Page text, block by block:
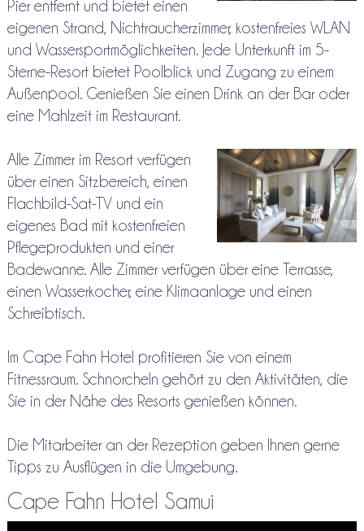
Pier entfernt und bietet einen
eigenen Strand, Nichtraucherzimmer, kostenfreies WLAN
und Wassersportmöglichkeiten. Jede Unterkunft im 5-
Sterne-Resort bietet Poolblick und Zugang zu einem
Außenpool. Genießen Sie einen Drink an der Bar oder
eine Mahlzeit im Restaurant.
Alle Zimmer im Resort verfügen
über einen Sitzbereich, einen
Flachbild-Sat-TV und ein
eigenes Bad mit kostenfreien
Pflegeprodukten und einer
Badewanne. Alle Zimmer verfügen über eine Terrasse,
einen Wasserkocher, eine Klimaanlage und einen
Schreibtisch.
Im Cape Fahn Hotel profitieren Sie von einem
Fitnessraum. Schnorcheln gehört zu den Aktivitäten, die
Sie in der Nähe des Resorts genießen können.
Die Mitarbeiter an der Rezeption geben Ihnen gerne
Tipps zu Ausflügen in die Umgebung.
Cape Fahn Hotel Samui